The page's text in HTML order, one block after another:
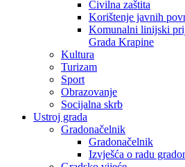
Civilna zaštita
Korištenje javnih
Komunalni linijski
Grada Krapine
Kultura
Turizam
Sport
Obrazovanje
Socijalna skrb
Ustroj grada
Gradonačelnik
Gradonačelnik
Izvješća o radu